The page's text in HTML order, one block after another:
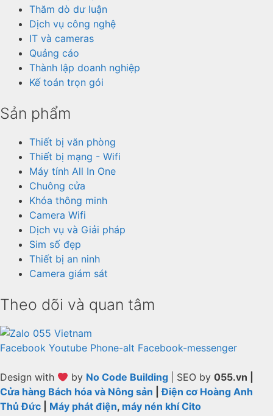
Thăm dò dư luận
Dịch vụ công nghệ
IT và cameras
Quảng cáo
Thành lập doanh nghiệp
Kế toán trọn gói
Sản phẩm
Thiết bị văn phòng
Thiết bị mạng - Wifi
Máy tính All In One
Chuông cửa
Khóa thông minh
Camera Wifi
Dịch vụ và Giải pháp
Sim số đẹp
Thiết bị an ninh
Camera giám sát
Theo dõi và quan tâm
Facebook Youtube Phone-alt Facebook-messenger
Design with by No Code Building | SEO by055.vn |
Cửa hàng Bách hóa và Nông sản
|Điện cơ Hoàng Anh
Thủ Đức
Máy phát điện, máy nén khí Cito